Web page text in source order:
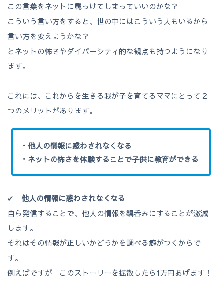
この言葉をネットに載っけてしまっていいのかな？
こういう言い方をすると、世の中にはこういう人もいるから
言い方を変えようかな？
とネットの怖さやダイバーシティ的な観点も持つようになり
ます。
これには、これからを生きる我が子を育てるママにとって２
つのメリットがあります。
・他人の情報に惑わされなくなる
・ネットの怖さを体験することで子供に教育ができる
✔ 他人の情報に惑わされなくなる
自ら発信することで、他人の情報を鵜呑みにすることが激減
します。
それはその情報が正しいかどうかを調べる癖がつくからで
す。
例えばですが「このストーリーを拡散したら1万円あげます！